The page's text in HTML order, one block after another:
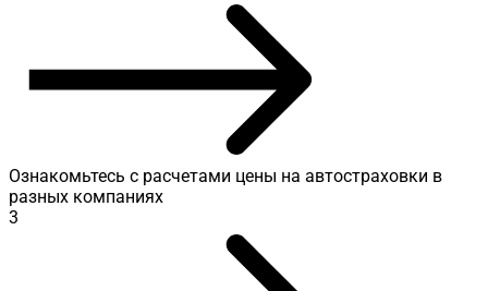
Ознакомьтесь с расчетами цены на автостраховки в
разных компаниях
3